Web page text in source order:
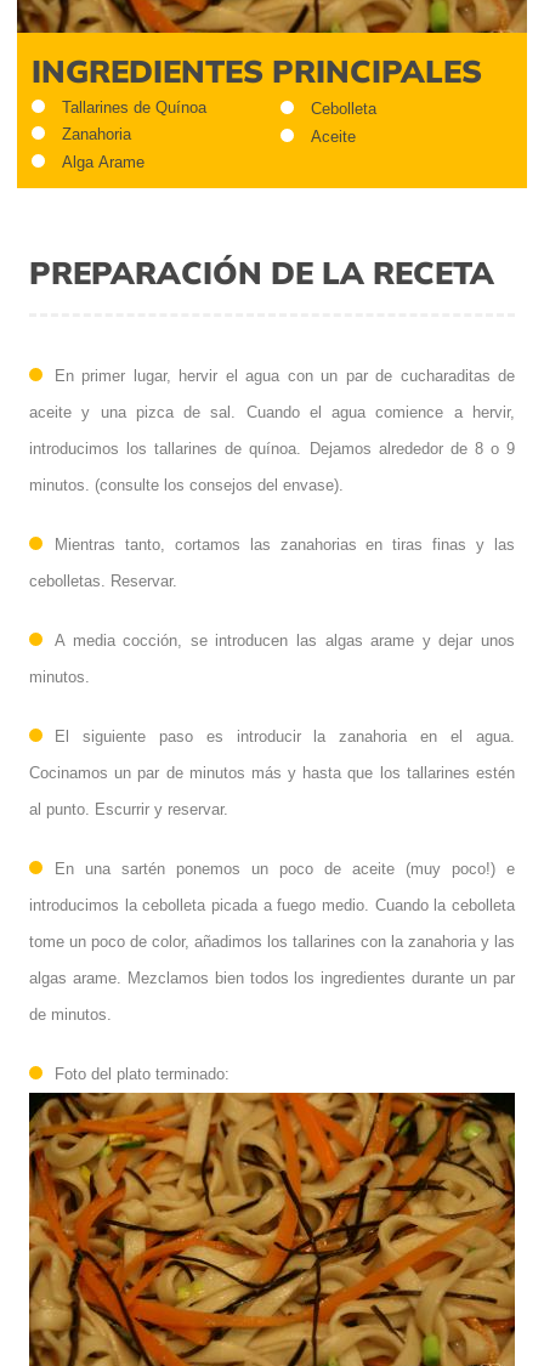
INGREDIENTES PRINCIPALES
Tallarines de Quínoa
Zanahoria
Alga Arame
Cebolleta
Aceite
PREPARACIÓN DE LA RECETA
En primer lugar, hervir el agua con un par de cucharaditas de
aceite y una pizca de sal. Cuando el agua comience a hervir,
introducimos los tallarines de quínoa. Dejamos alrededor de 8 o 9
minutos. (consulte los consejos del envase).
Mientras tanto, cortamos las zanahorias en tiras finas y las
cebolletas. Reservar.
A media cocción, se introducen las algas arame y dejar unos
minutos.
El siguiente paso es introducir la zanahoria en el agua.
Cocinamos un par de minutos más y hasta que los tallarines estén
al punto. Escurrir y reservar.
En una sartén ponemos un poco de aceite (muy poco!) e
introducimos la cebolleta picada a fuego medio. Cuando la cebolleta
tome un poco de color, añadimos los tallarines con la zanahoria y las
algas arame. Mezclamos bien todos los ingredientes durante un par
de minutos.
Foto del plato terminado: